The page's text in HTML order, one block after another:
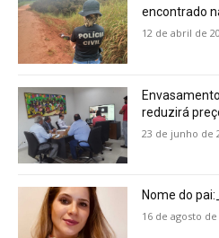
encontrado
12 de abril de
reduzirá
23 de junho de
Nome do
16 de agosto de